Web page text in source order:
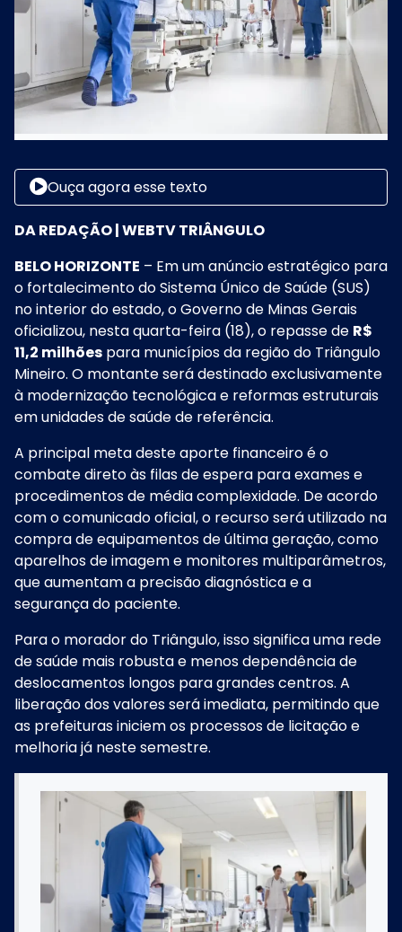
Ouça agora esse texto
DA REDAÇÃO | WEBTV TRIÂNGULO
BELO HORIZONTE – Em um anúncio estratégico para
o fortalecimento do Sistema Único de Saúde (SUS)
no interior do estado, o Governo de Minas Gerais
oficializou, nesta quarta-feira (18), o repasse de R$
11,2 milhões para municípios da região do Triângulo
Mineiro. O montante será destinado exclusivamente
à modernização tecnológica e reformas estruturais
em unidades de saúde de referência.
A principal meta deste aporte financeiro é o
combate direto às filas de espera para exames e
procedimentos de média complexidade. De acordo
com o comunicado oficial, o recurso será utilizado na
compra de equipamentos de última geração, como
aparelhos de imagem e monitores multiparâmetros,
que aumentam a precisão diagnóstica e a
segurança do paciente.
Para o morador do Triângulo, isso significa uma rede
de saúde mais robusta e menos dependência de
deslocamentos longos para grandes centros. A
liberação dos valores será imediata, permitindo que
as prefeituras iniciem os processos de licitação e
melhoria já neste semestre.